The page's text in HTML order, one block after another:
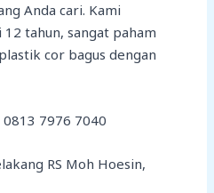
Anda cari. Kami
tahun, sangat paham
cor bagus dengan
0813 7976 7040
RS Moh Hoesin,